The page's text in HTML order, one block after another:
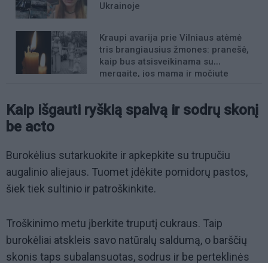
Ukrainoje
Kraupi avarija prie Vilniaus atėmė
tris brangiausius žmones: pranešė,
kaip bus atsisveikinama su
mergaite, jos mama ir močiute
Kaip išgauti ryškią spalvą ir sodrų skonį
be acto
Burokėlius sutarkuokite ir apkepkite su trupučiu
augalinio aliejaus. Tuomet įdėkite pomidorų pastos,
šiek tiek sultinio ir patroškinkite.
Troškinimo metu įberkite truputį cukraus. Taip
burokėliai atskleis savo natūralų saldumą, o barščių
skonis taps subalansuotas, sodrus ir be perteklinės